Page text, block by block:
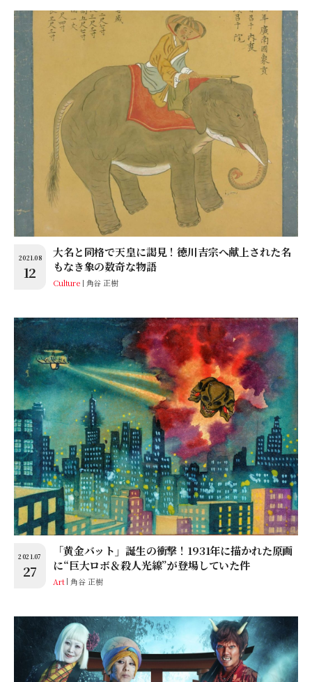
2021.08
12
大名と同格で天皇に謁見！徳川吉宗へ献上された名
もなき象の数奇な物語
Culture 角谷 正樹
2021.07
27
「黄金バット」誕生の衝撃！1931年に描かれた原画
に“巨大ロボ＆殺人光線”が登場していた件
Art 角谷 正樹